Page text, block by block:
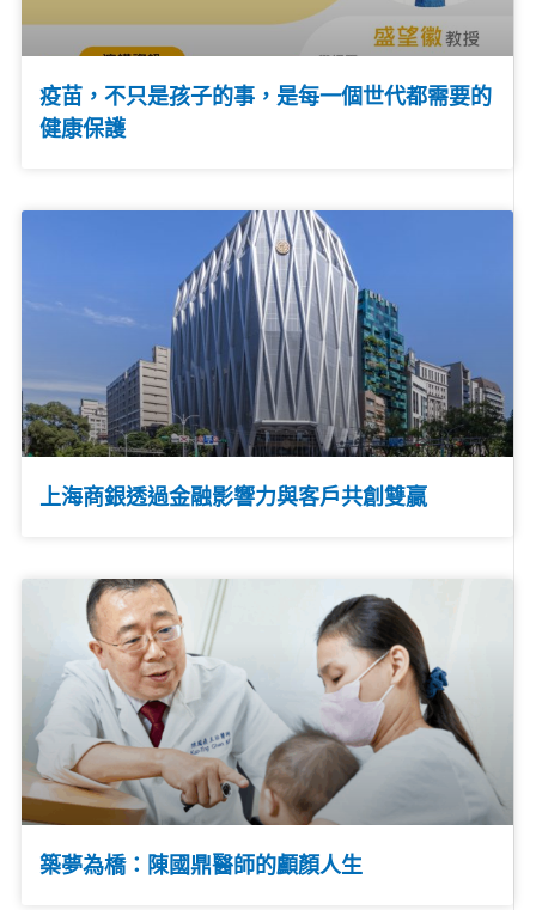
疫苗，不只是孩子的事，是每一個世代都需要的
健康保護
上海商銀透過金融影響力與客戶共創雙贏
築夢為橋：陳國鼎醫師的顱顏人生